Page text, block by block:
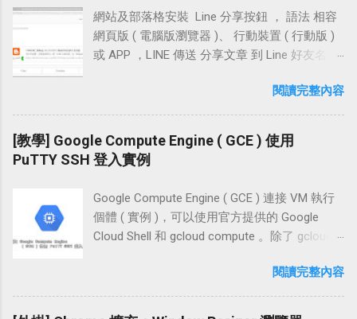
n26b3fpfhapd...
SSH「公鑰與私鑰」密鑰對 點擊運行並打開
「puttygen.exe」之後，選擇 SSH-2 ( RSA )
2048 bits，按下畫面中的「Generate」就能開
上。 需要權限： 讀取及變更您造訪過的網站上
的所有資料 操作介紹 使用時按下 ColorPick
Eyedropper 圖示，即可在網頁中的任意位置擷
色碼，需查看 HSL 色碼值可點擊設置 ( 齒鑰 )
在設定頁面即可選取 HSL 選項，另外曾經擷取
過的顏色也會保留在這一頁
Twitter 的手機簡訊 兩步驟認證 登入，在設置時
較為繁複，若你一直設定不成功，不妨參考本
文的設置方法，相信可以很快的完成簡訊登入
請求！ 相關連結 Twitter 官方網站「
簡訊兩步驗證登入設定 測試登入時是否有收到
簡訊 移動設備 app 雙重認證設定 測試 app 中是
訊兩步驗證登入設定 首先，使用行動智慧型裝
置或在家用電腦的瀏覽器中前往 Twitter 移動版
網站「 https://mobile.twitter.com/ 」並直接輸
擊【使用者】頭像並將網頁往下拉，點選【設
定】 若你是使用行動智慧型裝置，可以點取
【齒輪】；接著再點選【設定】 在這邊我們點
網站及部落格安裝 Line 分享按鈕 ， 語法 相容
網頁版 ( 電腦版瀏覽器 )、 行動裝置 ( 行動版 )
或 APP ，LINE 傳送 分享文章 到 Line 好友名單
裝「LINE 分享按鈕」的方式有兩種，一種是
「圖片 JavaScript 連結」，另一種是利用官方
提供的「LINE 函式庫」，當然 行動版 及 App
都適用。 無論是圖片連結的方式，或是使用官
方函式庫將文章分享到 LINE，都能夠正常抓取
裝置上按下我們在行動版或網頁版裡設置的
LINE 分享按鈕，也能夠正常的開啟 LINE APP 做
分享文章的動作，將文章分享給好友。 本文中
「LINE 分享按鈕語法」除了一般安裝方式，也
閱讀完整內容
[教學] Google Compute Engine ( GCE ) 使用
PuTTY SSH 登入實例
Google Compute Engine ( GCE ) 連接 VM 執行
個體 ( 實例 )，可以使用官方提供的 Google
Cloud Shell 和 gcloud compute 。除了 gcloud
SSH 的方式登入 GCE 實例 ，如果你找不到方法
登入 ，不妨參考本文的連線 教學 方法。 學習
在 OpenShift 、GCE、EC2 上架設 WordPress，
閱讀完整內容